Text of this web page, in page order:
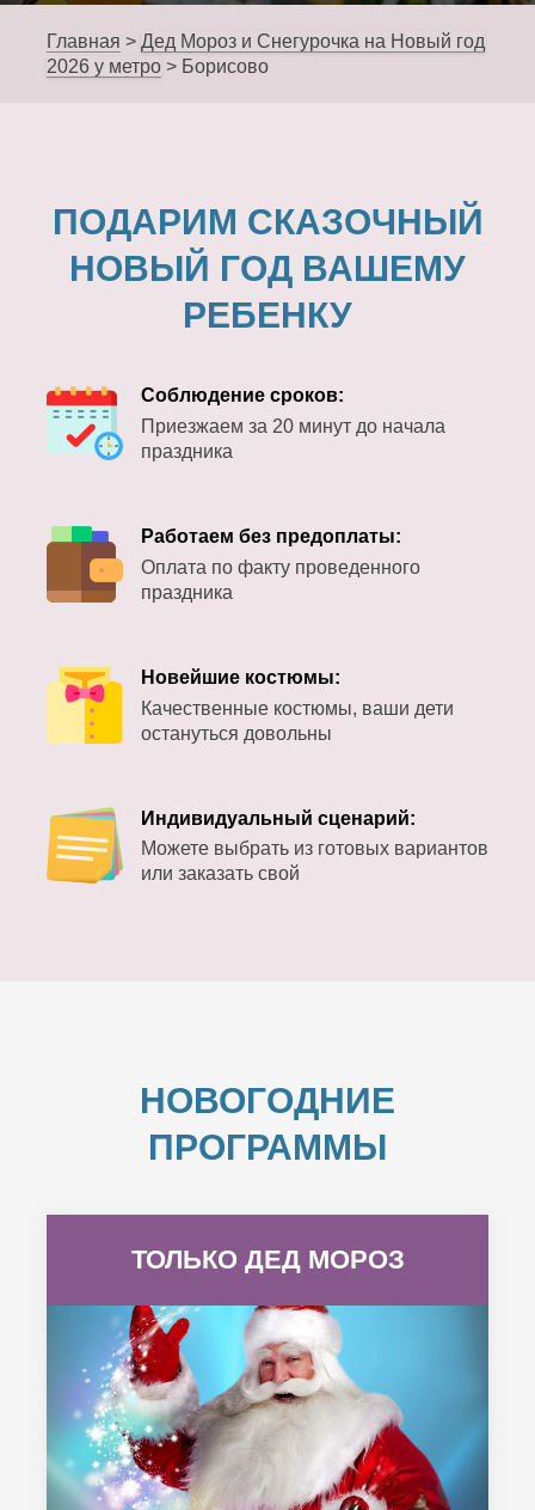
Главная > Дед Мороз и Снегурочка на Новый год
2026 у метро > Борисово
ПОДАРИМ СКАЗОЧНЫЙ
НОВЫЙ ГОД ВАШЕМУ
РЕБЕНКУ
Соблюдение сроков:
Приезжаем за 20 минут до начала
праздника
Работаем без предоплаты:
Оплата по факту проведенного
праздника
Новейшие костюмы:
Качественные костюмы, ваши дети
остануться довольны
Индивидуальный сценарий:
Можете выбрать из готовых вариантов
или заказать свой
НОВОГОДНИЕ
ПРОГРАММЫ
ТОЛЬКО ДЕД МОРОЗ